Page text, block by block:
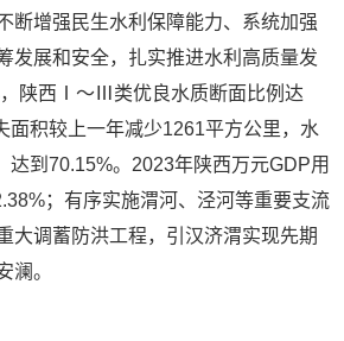
断增强民生水利保障能力、系统加强
发展和安全，扎实推进水利高质量发
陕西Ⅰ～Ⅲ类优良水质断面比例达
面积较上一年减少1261平方公里，水
达到70.15%。2023年陕西万元GDP用
；有序实施渭河、泾河等重要支流
大调蓄防洪工程，引汉济渭实现先期
澜。